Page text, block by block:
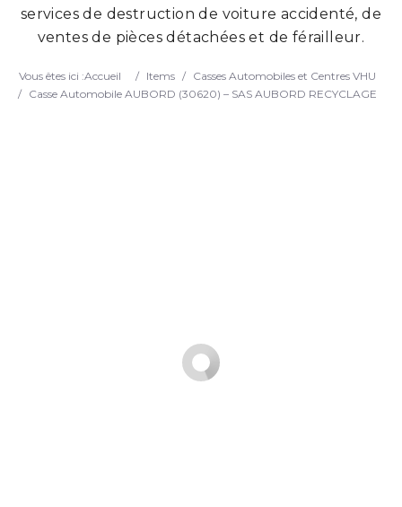
Search
services de destruction de voiture accidenté, de
ventes de pièces détachées et de férailleur.
Vous êtes ici :Accueil / Items / Casses Automobiles et Centres VHU
/ Casse Automobile AUBORD (30620) – SAS AUBORD RECYCLAGE